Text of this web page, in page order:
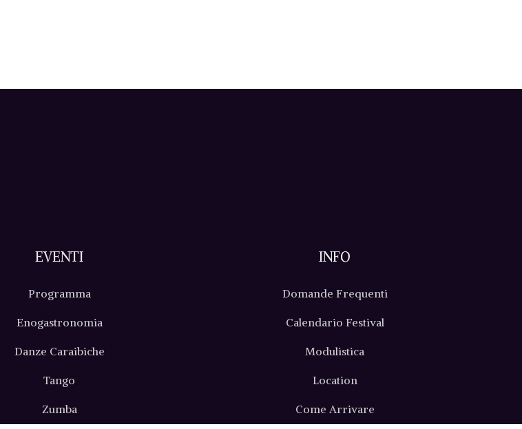
EVENTI
Programma
Enogastronomia
Danze Caraibiche
Tango
Zumba
INFO
Domande Frequenti
Calendario Festival
Modulistica
Location
Come Arrivare